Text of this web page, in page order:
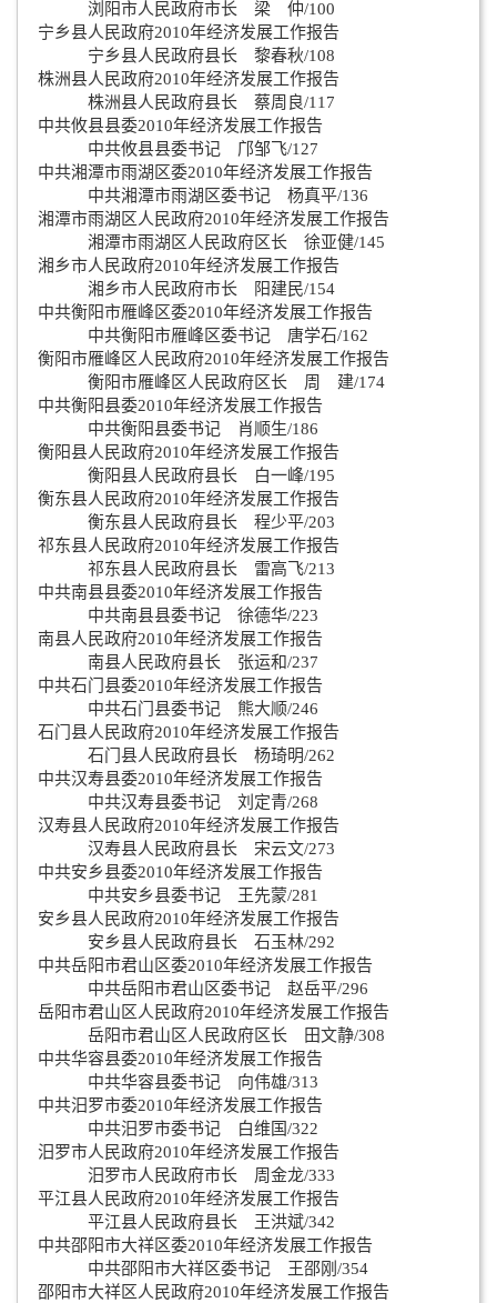
浏阳市人民政府市长 梁 仲/100
宁乡县人民政府2010年经济发展工作报告
宁乡县人民政府县长 黎春秋/108
株洲县人民政府2010年经济发展工作报告
株洲县人民政府县长 蔡周良/117
中共攸县县委2010年经济发展工作报告
中共攸县县委书记 邝邹飞/127
中共湘潭市雨湖区委2010年经济发展工作报告
中共湘潭市雨湖区委书记 杨真平/136
湘潭市雨湖区人民政府2010年经济发展工作报告
湘潭市雨湖区人民政府区长 徐亚健/145
湘乡市人民政府2010年经济发展工作报告
湘乡市人民政府市长 阳建民/154
中共衡阳市雁峰区委2010年经济发展工作报告
中共衡阳市雁峰区委书记 唐学石/162
衡阳市雁峰区人民政府2010年经济发展工作报告
衡阳市雁峰区人民政府区长 周 建/174
中共衡阳县委2010年经济发展工作报告
中共衡阳县委书记 肖顺生/186
衡阳县人民政府2010年经济发展工作报告
衡阳县人民政府县长 白一峰/195
衡东县人民政府2010年经济发展工作报告
衡东县人民政府县长 程少平/203
祁东县人民政府2010年经济发展工作报告
祁东县人民政府县长 雷高飞/213
中共南县县委2010年经济发展工作报告
中共南县县委书记 徐德华/223
南县人民政府2010年经济发展工作报告
南县人民政府县长 张运和/237
中共石门县委2010年经济发展工作报告
中共石门县委书记 熊大顺/246
石门县人民政府2010年经济发展工作报告
石门县人民政府县长 杨琦明/262
中共汉寿县委2010年经济发展工作报告
中共汉寿县委书记 刘定青/268
汉寿县人民政府2010年经济发展工作报告
汉寿县人民政府县长 宋云文/273
中共安乡县委2010年经济发展工作报告
中共安乡县委书记 王先蒙/281
安乡县人民政府2010年经济发展工作报告
安乡县人民政府县长 石玉林/292
中共岳阳市君山区委2010年经济发展工作报告
中共岳阳市君山区委书记 赵岳平/296
岳阳市君山区人民政府2010年经济发展工作报告
岳阳市君山区人民政府区长 田文静/308
中共华容县委2010年经济发展工作报告
中共华容县委书记 向伟雄/313
中共汨罗市委2010年经济发展工作报告
中共汨罗市委书记 白维国/322
汨罗市人民政府2010年经济发展工作报告
汨罗市人民政府市长 周金龙/333
平江县人民政府2010年经济发展工作报告
平江县人民政府县长 王洪斌/342
中共邵阳市大祥区委2010年经济发展工作报告
中共邵阳市大祥区委书记 王邵刚/354
邵阳市大祥区人民政府2010年经济发展工作报告